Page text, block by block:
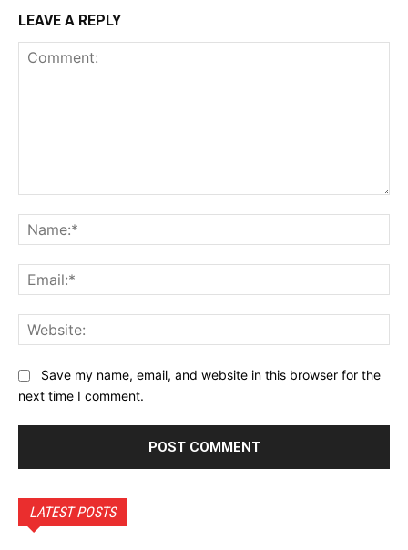
LEAVE A REPLY
Save my name, email, and website in this browser for the
next time I comment.
LATEST POSTS